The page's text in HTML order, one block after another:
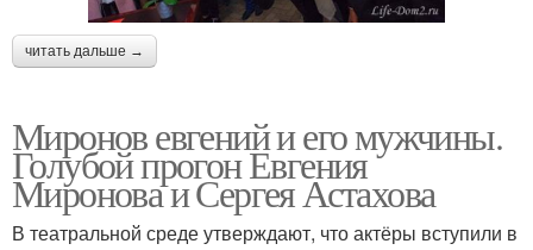
читать дальше →
Миронов евгений и его мужчины.
Голубой прогон Евгения
Миронова и Сергея Астахова
В театральной среде утверждают, что актёры вступили в